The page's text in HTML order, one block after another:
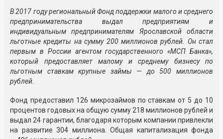
В 2017 году региональный Фонд поддержки малого и среднего
предпринимательства выдал предприятиям и
индивидуальным предпринимателям Ярославской области
льготные кредиты на сумму 200 миллионов рублей. Он стал
первым в России агентом государственного «МСП Банка»,
который предоставляет малому и среднему бизнесу по
льготным ставкам крупные займы — до 500 миллионов
рублей.
Фонд предоставил 126 микрозаймов по ставкам от 5 до 10
процентов годовых на общую сумму 218 миллионов рублей и
выдал 24 гарантии, благодаря которым компании привлекли
на развитие 304 миллиона. Общая капитализация фонда